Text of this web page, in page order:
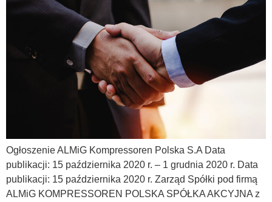
Ogłoszenie ALMiG Kompressoren Polska S.A Data
publikacji: 15 października 2020 r. – 1 grudnia 2020 r. Data
publikacji: 15 października 2020 r. Zarząd Spółki pod firmą
ALMiG KOMPRESSOREN POLSKA SPÓŁKA AKCYJNA z